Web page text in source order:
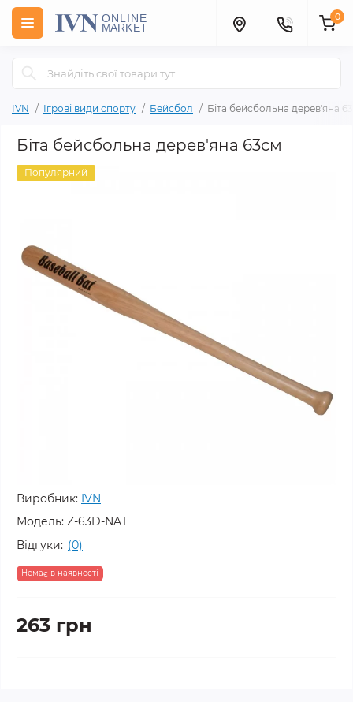
0
IVN Ігрові види спорту Бейсбол Біта бейсбольна дерев'яна
Біта бейсбольна дерев'яна 63см
Популярний
Виробник: IVN
Модель: Z-63D-NAT
Відгуки: (0)
Немає в наявності
263 грн